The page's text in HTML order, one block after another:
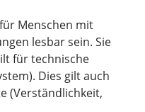
Menschen mit
lesbar sein. Sie
für technische
Dies gilt auch
(Verständlichkeit,